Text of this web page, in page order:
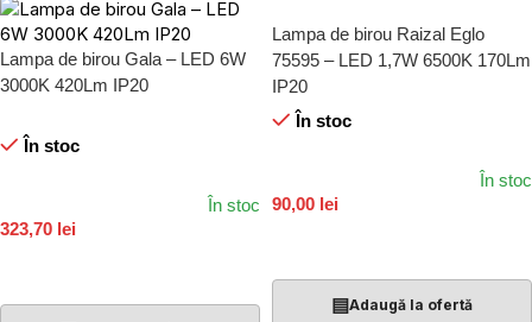
Lampa de birou Gala – LED 6W
3000K 420Lm IP20
În stoc
323,70 lei
În stoc
Lampa de birou Raizal Eglo
75595 – LED 1,7W 6500K 170Lm
IP20
În stoc
90,00 lei
În stoc
▤Adaugă la ofertă